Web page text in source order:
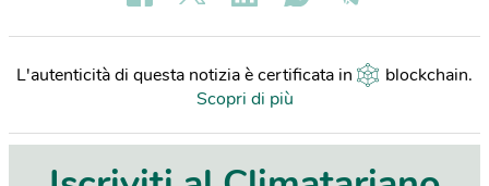
L'autenticità di questa notizia è certificata in blockchain.
Scopri di più